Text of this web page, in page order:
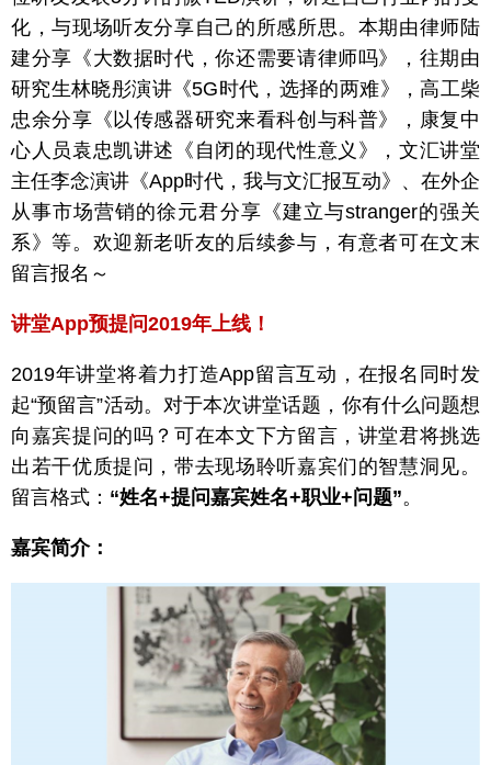
化，与现场听友分享自己的所感所思。本期由律师陆
建分享《大数据时代，你还需要请律师吗》，往期由
研究生林晓彤演讲《5G时代，选择的两难》，高工柴
忠余分享《以传感器研究来看科创与科普》，康复中
心人员袁忠凯讲述《自闭的现代性意义》，文汇讲堂
主任李念演讲《App时代，我与文汇报互动》、在外企
从事市场营销的徐元君分享《建立与stranger的强关
系》等。欢迎新老听友的后续参与，有意者可在文末
留言报名～
讲堂App预提问2019年上线！
2019年讲堂将着力打造App留言互动，在报名同时发
起“预留言”活动。对于本次讲堂话题，你有什么问题想
向嘉宾提问的吗？可在本文下方留言，讲堂君将挑选
出若干优质提问，带去现场聆听嘉宾们的智慧洞见。
留言格式： “姓名+提问嘉宾姓名+职业+问题”。
嘉宾简介：